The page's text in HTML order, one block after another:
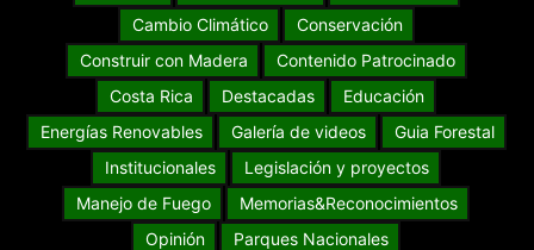
Cambio Climático
Conservación
Construir con Madera
Contenido Patrocinado
Costa Rica
Destacadas
Educación
Energías Renovables
Galería de videos
Guia Forestal
Institucionales
Legislación y proyectos
Manejo de Fuego
Memorias&Reconocimientos
Opinión
Parques Nacionales